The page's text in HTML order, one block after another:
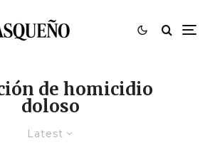
de homicidio
doloso
Latest